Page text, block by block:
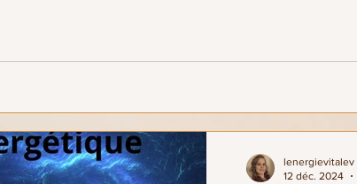
lenergievitalev
12 déc. 2024